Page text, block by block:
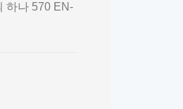
하나 570 EN-